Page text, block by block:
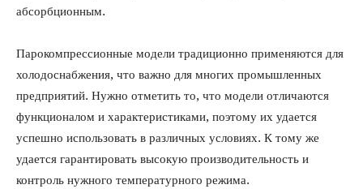
абсорбционным.
Парокомпрессионные модели традиционно применяются для
холодоснабжения, что важно для многих промышленных
предприятий. Нужно отметить то, что модели отличаются
функционалом и характеристиками, поэтому их удается
успешно использовать в различных условиях. К тому же
удается гарантировать высокую производительность и
контроль нужного температурного режима.